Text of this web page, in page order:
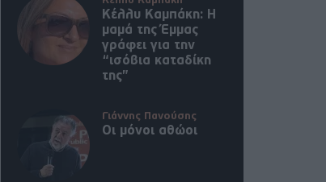
Κέλλυ Καμπάκη: Η
μαμά της Έμμας
γράφει για την
“ισόβια καταδίκη
της”
Γιάννης Πανούσης
Οι μόνοι αθώοι